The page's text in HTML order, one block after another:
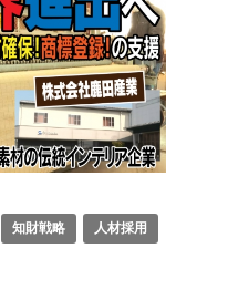
知財戦略 人材採用